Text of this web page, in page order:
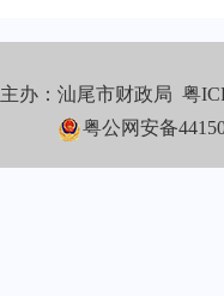
主办：汕尾市财政局粤
粤公网安备